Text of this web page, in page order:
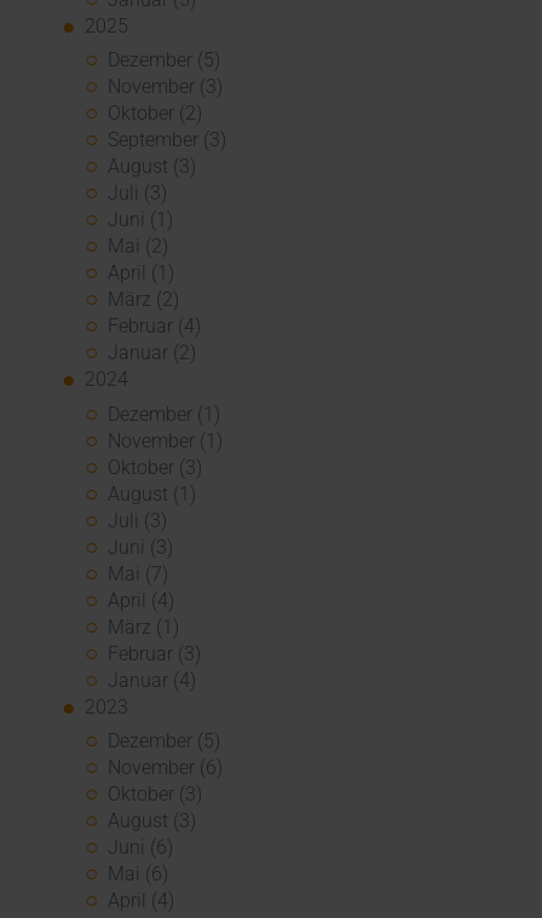
2025
Dezember (5)
November (3)
Oktober (2)
September (3)
August (3)
Juli (3)
Juni (1)
Mai (2)
April (1)
März (2)
Februar (4)
Januar (2)
2024
Dezember (1)
November (1)
Oktober (3)
August (1)
Juli (3)
Juni (3)
Mai (7)
April (4)
März (1)
Februar (3)
Januar (4)
2023
Dezember (5)
November (6)
Oktober (3)
August (3)
Juni (6)
Mai (6)
April (4)